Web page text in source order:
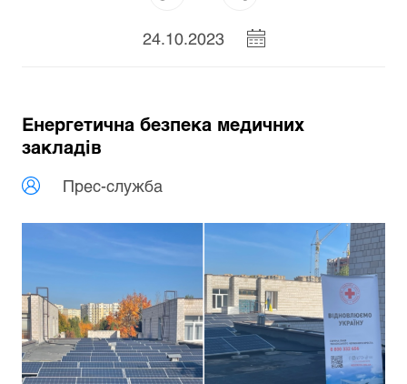
24.10.2023
Енергетична безпека медичних
закладів
Прес-служба